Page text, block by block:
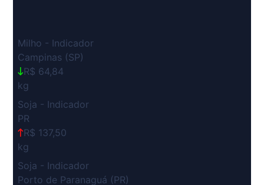
Milho - Indicador
Campinas (SP)
R$ 64,84
kg
Soja - Indicador
PR
R$ 137,50
kg
Soja - Indicador
Porto de Paranaguá (PR)